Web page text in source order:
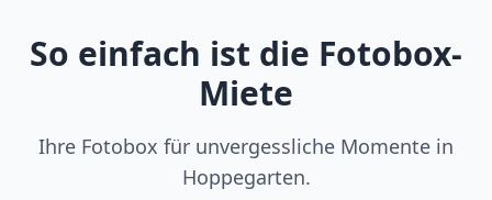
So einfach ist die Fotobox-
Miete
Ihre Fotobox für unvergessliche Momente in
Hoppegarten.